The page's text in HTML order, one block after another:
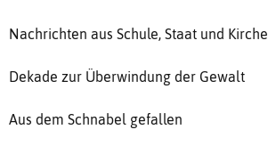
Nachrichten aus Schule, Staat und Kirche
Dekade zur Überwindung der Gewalt
Aus dem Schnabel gefallen